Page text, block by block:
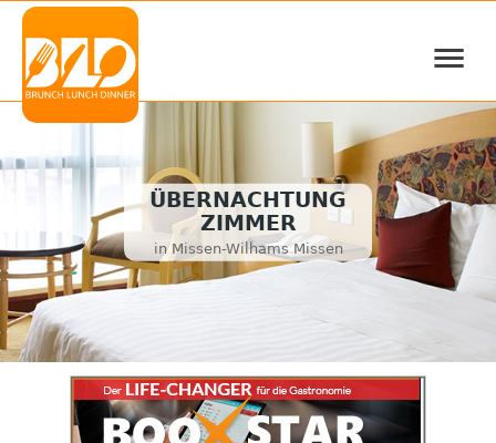
≡
ÜBERNACHTUNG
ZIMMER
in Missen-Wilhams Missen